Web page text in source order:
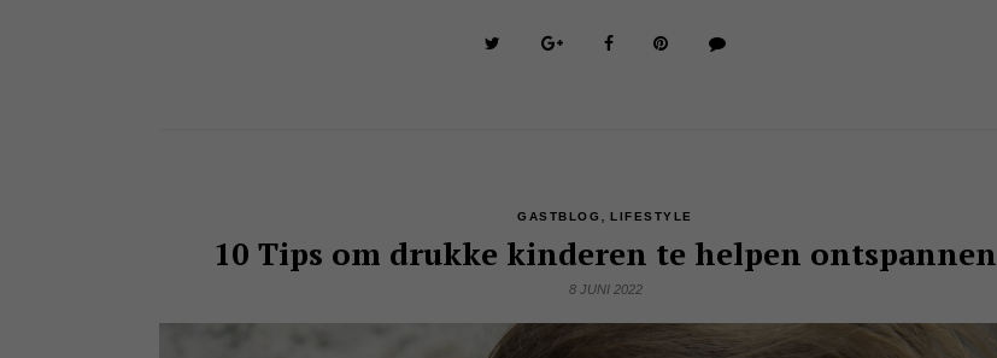
GASTBLOG ,LIFESTYLE
10 Tips om drukke kinderen te helpen ontspannen
8 JUNI 2022